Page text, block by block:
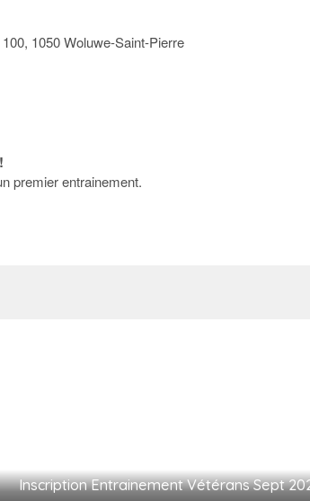
1050 Woluwe-Saint-Pierre
premier entrainement.